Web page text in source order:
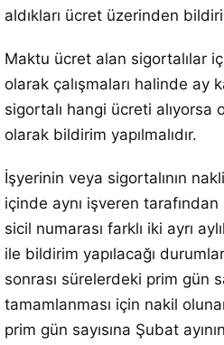
aldıkları ücret üzerinden
Maktu ücret alan sigortalılar
olarak çalışmaları halinde ay
sigortalı hangi ücreti
olarak bildirim yapılmalıdır.
İşyerinin veya sigortalının
içinde aynı işveren tarafından
sicil numarası farklı iki ayrı
ile bildirim yapılacağı
sonrası sürelerdeki prim gün
tamamlanması için nakil
prim gün sayısına Şubat